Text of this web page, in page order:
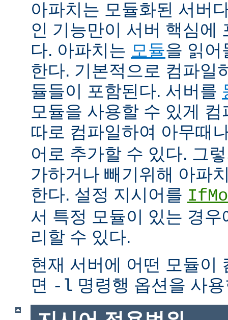
아파치는 모듈화된 서버
인 기능만이 서버 핵심에
다. 아파치는 모듈을 읽어
한다. 기본적으로 컴파일
듈들이 포함된다. 서버를
모듈을 사용할 수 있게
따로 컴파일하여 아무때
어로 추가할 수 있다. 그
가하거나 빼기위해 아파
한다. 설정 지시어를
서 특정 모듈이 있는 경
리할 수 있다.
현재 서버에 어떤 모듈이
면 -l 명령행 옵션을 사